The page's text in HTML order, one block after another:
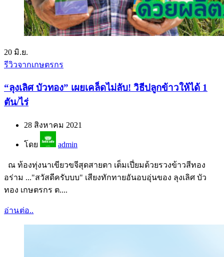
20 มิ.ย.
รีวิวจากเกษตรกร
“ลุงเลิศ บัวทอง” เผยเคล็ดไม่ลับ! วิธีปลูกข้าวให้ได้ 1
ตัน/ไร่
28 สิงหาคม 2021
โดย admin
ณ ท้องทุ่งนาเขียวขจีสุดสายตา เต็มเปี่ยมด้วยรวงข้าวสีทอง
อร่าม ..."สวัสดีครับบบ" เสียงทักทายอันอบอุ่นของ ลุงเลิศ บัว
ทอง เกษตรกร ต....
อ่านต่อ..